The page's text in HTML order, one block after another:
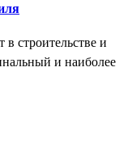
строительстве и
и наиболее